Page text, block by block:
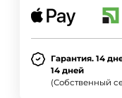
Гарантия. 14
14 дней
(Собственный